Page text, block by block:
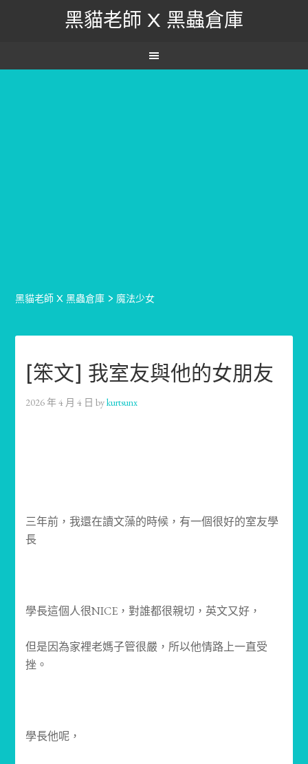
黑貓老師 X 黑蟲倉庫
黑貓老師 X 黑蟲倉庫 > 魔法少女
[笨文] 我室友與他的女朋友
2026 年 4 月 4 日 bykurtsunx
三年前，我還在讀文藻的時候，有一個很好的室友學
長
學長這個人很NICE，對誰都很親切，英文又好，
但是因為家裡老媽子管很嚴，所以他情路上一直受
挫。
學長他呢，